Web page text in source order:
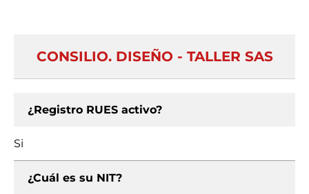
CONSILIO. DISEÑO - TALLER SAS
¿Registro RUES activo?
Si
¿Cuál es su NIT?